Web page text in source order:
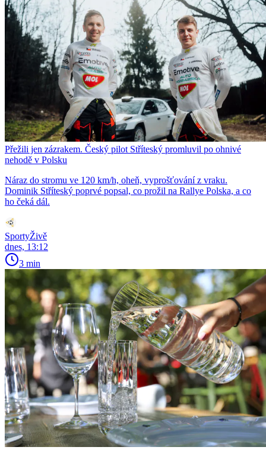
Přežili jen zázrakem. Český pilot Stříteský promluvil po ohnivé
nehodě v Polsku
Náraz do stromu ve 120 km/h, oheň, vyprošťování z vraku.
Dominik Stříteský poprvé popsal, co prožil na Rallye Polska, a co
ho čeká dál.
SportyŽivě
dnes, 13:12
3 min